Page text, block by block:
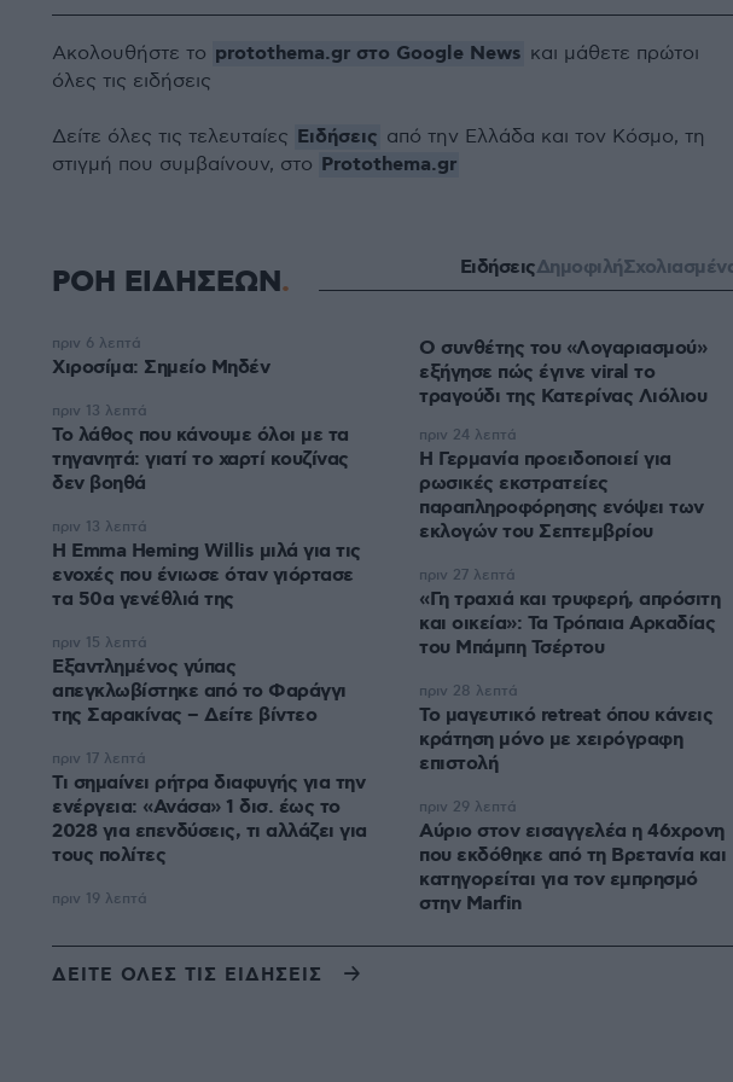
Ακολουθήστε το protothema.gr στο Google News και μάθετε πρώτοι
όλες τις ειδήσεις
Δείτε όλες τις τελευταίες Ειδήσεις από την Ελλάδα και τον Κόσμο, τη
στιγμή που συμβαίνουν, στο Protothema.gr
ΡΟΗ ΕΙΔΗΣΕΩΝ ΕιδήσειςΔημοφιλή
Χιροσίμα: Σημείο Μηδέν
πριν 6 λεπτά
Το λάθος που κάνουμε όλοι με τα
τηγανητά: γιατί το χαρτί κουζίνας
δεν βοηθά
πριν 13 λεπτά
H Emma Heming Willis μιλά για τις
ενοχές που ένιωσε όταν γιόρτασε
τα 50α γενέθλιά της
πριν 13 λεπτά
Εξαντλημένος γύπας
απεγκλωβίστηκε από το Φαράγγι
της Σαρακίνας – Δείτε βίντεο
πριν 15 λεπτά
Τι σημαίνει ρήτρα διαφυγής για την
ενέργεια: «Ανάσα» 1 δισ. έως το
2028 για επενδύσεις, τι αλλάζει για
τους πολίτες
πριν 17 λεπτά
Ο συνθέτης του «Λογαριασμού»
εξήγησε πώς έγινε viral το
τραγούδι της Κατερίνας Λιόλιου
πριν 19 λεπτά
Η Γερμανία προειδοποιεί για
ρωσικές εκστρατείες
παραπληροφόρησης ενόψει των
εκλογών του Σεπτεμβρίου
πριν 24 λεπτά
«Γη τραχιά και τρυφερή, απρόσιτη
και οικεία»: Τα Τρόπαια Αρκαδίας
του Μπάμπη Τσέρτου
πριν 27 λεπτά
Το μαγευτικό retreat όπου κάνεις
κράτηση μόνο με χειρόγραφη
επιστολή
πριν 28 λεπτά
Αύριο στον εισαγγελέα η 46χρονη
που εκδόθηκε από τη Βρετανία και
κατηγορείται για τον εμπρησμό
στην Marfin
πριν 29 λεπτά
ΔΕΙΤΕ ΟΛΕΣ ΤΙΣ ΕΙΔΗΣΕΙΣ